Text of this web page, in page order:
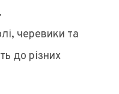
черевики та
до різних